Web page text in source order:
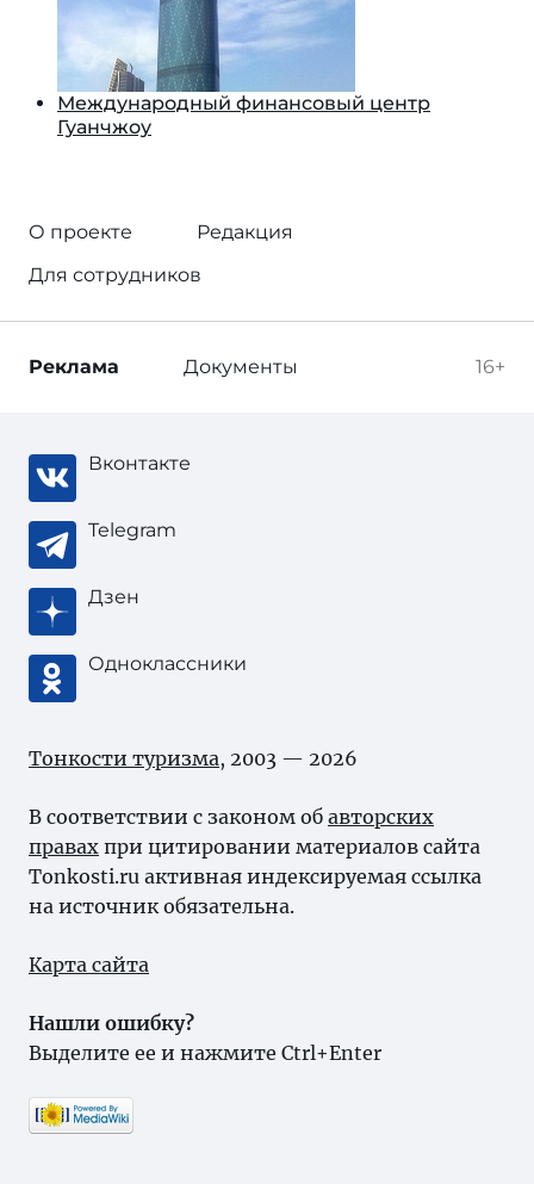
Международный финансовый центр
Гуанчжоу
О проекте
Редакция
Для сотрудников
16+
Реклама Документы
Вконтакте
Telegram
Дзен
Одноклассники
Тонкости туризма, 2003 — 2026
В соответствии с законом об авторских
правах при цитировании материалов сайта
Tonkosti.ru активная индексируемая ссылка
на источник обязательна.
Карта сайта
Нашли ошибку?
Выделите ее и нажмите Ctrl+Enter